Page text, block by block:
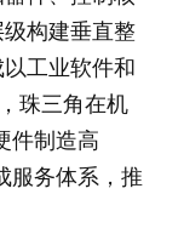
构建垂直整
工业软件和
珠三角在机
件制造高
服务体系，推